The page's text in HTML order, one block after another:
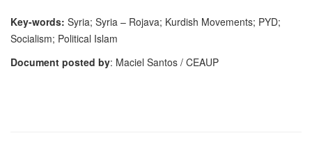
Key-words: Syria; Syria – Rojava; Kurdish Movements; PYD;
Socialism; Political Islam
Document posted by: Maciel Santos / CEAUP